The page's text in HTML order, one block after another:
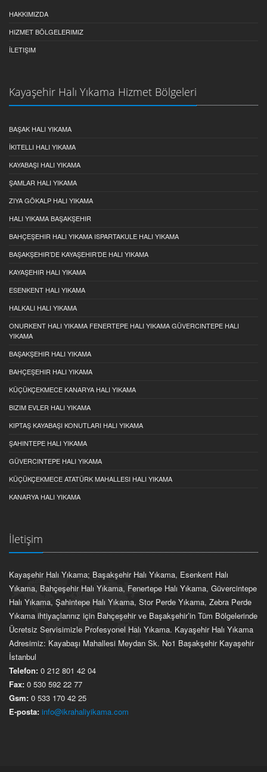
HAKKIMIZDA
HIZMET BÖLGELERIMIZ
İLETIŞIM
Kayaşehir Halı Yıkama Hizmet Bölgeleri
BAŞAK HALI YIKAMA
İKITELLI HALI YIKAMA
KAYABAŞI HALI YIKAMA
ŞAMLAR HALI YIKAMA
ZIYA GÖKALP HALI YIKAMA
HALI YIKAMA BAŞAKŞEHIR
BAHÇEŞEHIR HALI YIKAMA ISPARTAKULE HALI YIKAMA
BAŞAKŞEHIR’DE KAYAŞEHIR’DE HALI YIKAMA
KAYAŞEHIR HALI YIKAMA
ESENKENT HALI YIKAMA
HALKALI HALI YIKAMA
ONURKENT HALI YIKAMA FENERTEPE HALI YIKAMA GÜVERCINTEPE HALI
YIKAMA
BAŞAKŞEHIR HALI YIKAMA
BAHÇEŞEHIR HALI YIKAMA
KÜÇÜKÇEKMECE KANARYA HALI YIKAMA
BIZIM EVLER HALI YIKAMA
KIPTAŞ KAYABAŞI KONUTLARI HALI YIKAMA
ŞAHINTEPE HALI YIKAMA
GÜVERCINTEPE HALI YIKAMA
KÜÇÜKÇEKMECE ATATÜRK MAHALLESI HALI YIKAMA
KANARYA HALI YIKAMA
İletişim
Kayaşehir Halı Yıkama; Başakşehir Halı Yıkama, Esenkent Halı
Yıkama, Bahçeşehir Halı Yıkama, Fenertepe Halı Yıkama, Güvercintepe
Halı Yıkama, Şahintepe Halı Yıkama, Stor Perde Yıkama, Zebra Perde
Yıkama ihtiyaçlarınız için Bahçeşehir ve Başakşehir’in Tüm Bölgelerinde
Ücretsiz Servisimizle Profesyonel Halı Yıkama. Kayaşehir Halı Yıkama
Adresimiz: Kayabaşı Mahallesi Meydan Sk. No1 Başakşehir Kayaşehir
İstanbul
Telefon: 0 212 801 42 04
Fax: 0 530 592 22 77
Gsm: 0 533 170 42 25
E-posta: info@ikrahaliyikama.com